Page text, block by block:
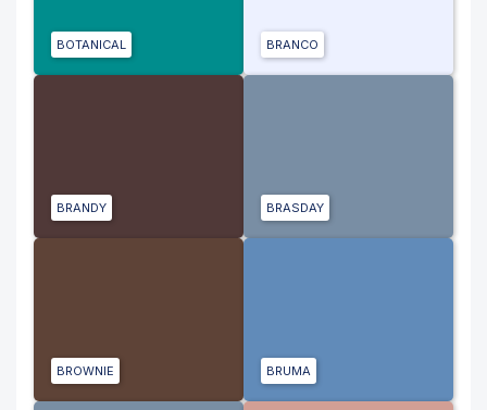
BOTANICAL BRANCO
BRANDY BRASDAY
BROWNIE BRUMA